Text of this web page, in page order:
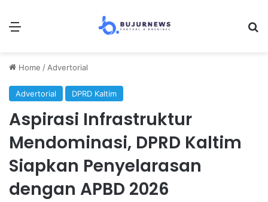
Menu
Home / Advertorial
Advertorial DPRD Kaltim
Aspirasi Infrastruktur
Mendominasi, DPRD Kaltim
Siapkan Penyelarasan
dengan APBD 2026